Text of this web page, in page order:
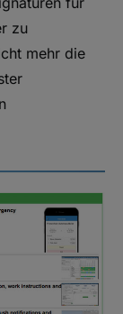
zu
mehr die